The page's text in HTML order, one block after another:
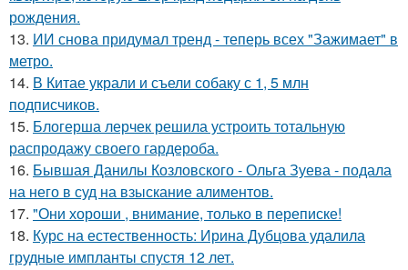
рождения.
13. ИИ снова придумал тренд - теперь всех "Зажимает" в
метро.
14. В Китае украли и съели собаку с 1, 5 млн
подписчиков.
15. Блогерша лерчек решила устроить тотальную
распродажу своего гардероба.
16. Бывшая Данилы Козловского - Ольга Зуева - подала
на него в суд на взыскание алиментов.
17. "Они хороши , внимание, только в переписке!
18. Курс на естественность: Ирина Дубцова удалила
грудные импланты спустя 12 лет.